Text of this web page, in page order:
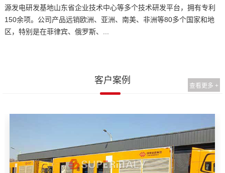
源发电研发基地山东省企业技术中心等多个技术研发平台，拥有专利
150余项。公司产品远销欧洲、亚洲、南美、非洲等80多个国家和地
区，特别是在菲律宾、俄罗斯、...
客户案例
查看更多 +